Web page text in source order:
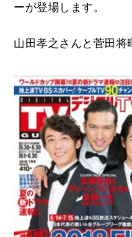
ーが登場します。
山田孝之さんと菅田